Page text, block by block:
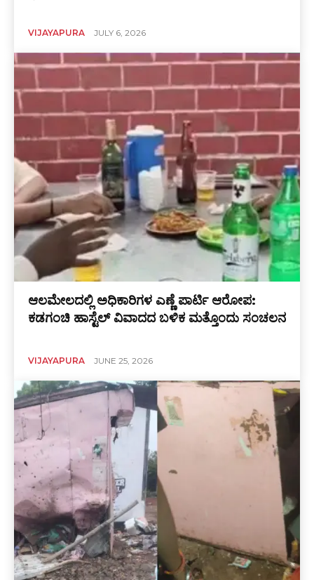
VIJAYAPURA JULY 6, 2026
ಆಲಮೇಲದಲ್ಲಿ ಅಧಿಕಾರಿಗಳ ಎಣ್ಣೆ ಪಾರ್ಟಿ ಆರೋಪ:
ಕಡಗಂಚಿ ಹಾಸ್ಟೆಲ್ ವಿವಾದದ ಬಳಿಕ ಮತ್ತೊಂದು ಸಂಚಲನ
VIJAYAPURA JUNE 25, 2026